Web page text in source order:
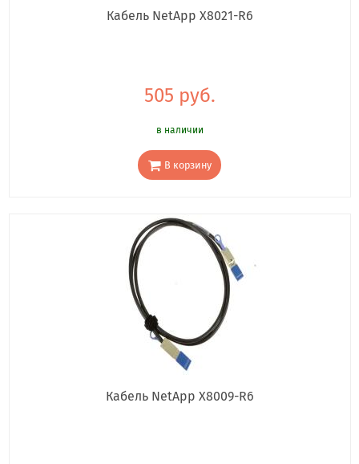
Кабель NetApp X8021-R6
505 руб.
в наличии
В корзину
Кабель NetApp X8009-R6